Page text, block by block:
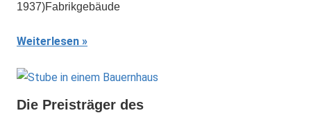
1937)Fabrikgebäude
Weiterlesen
Die Preisträger des